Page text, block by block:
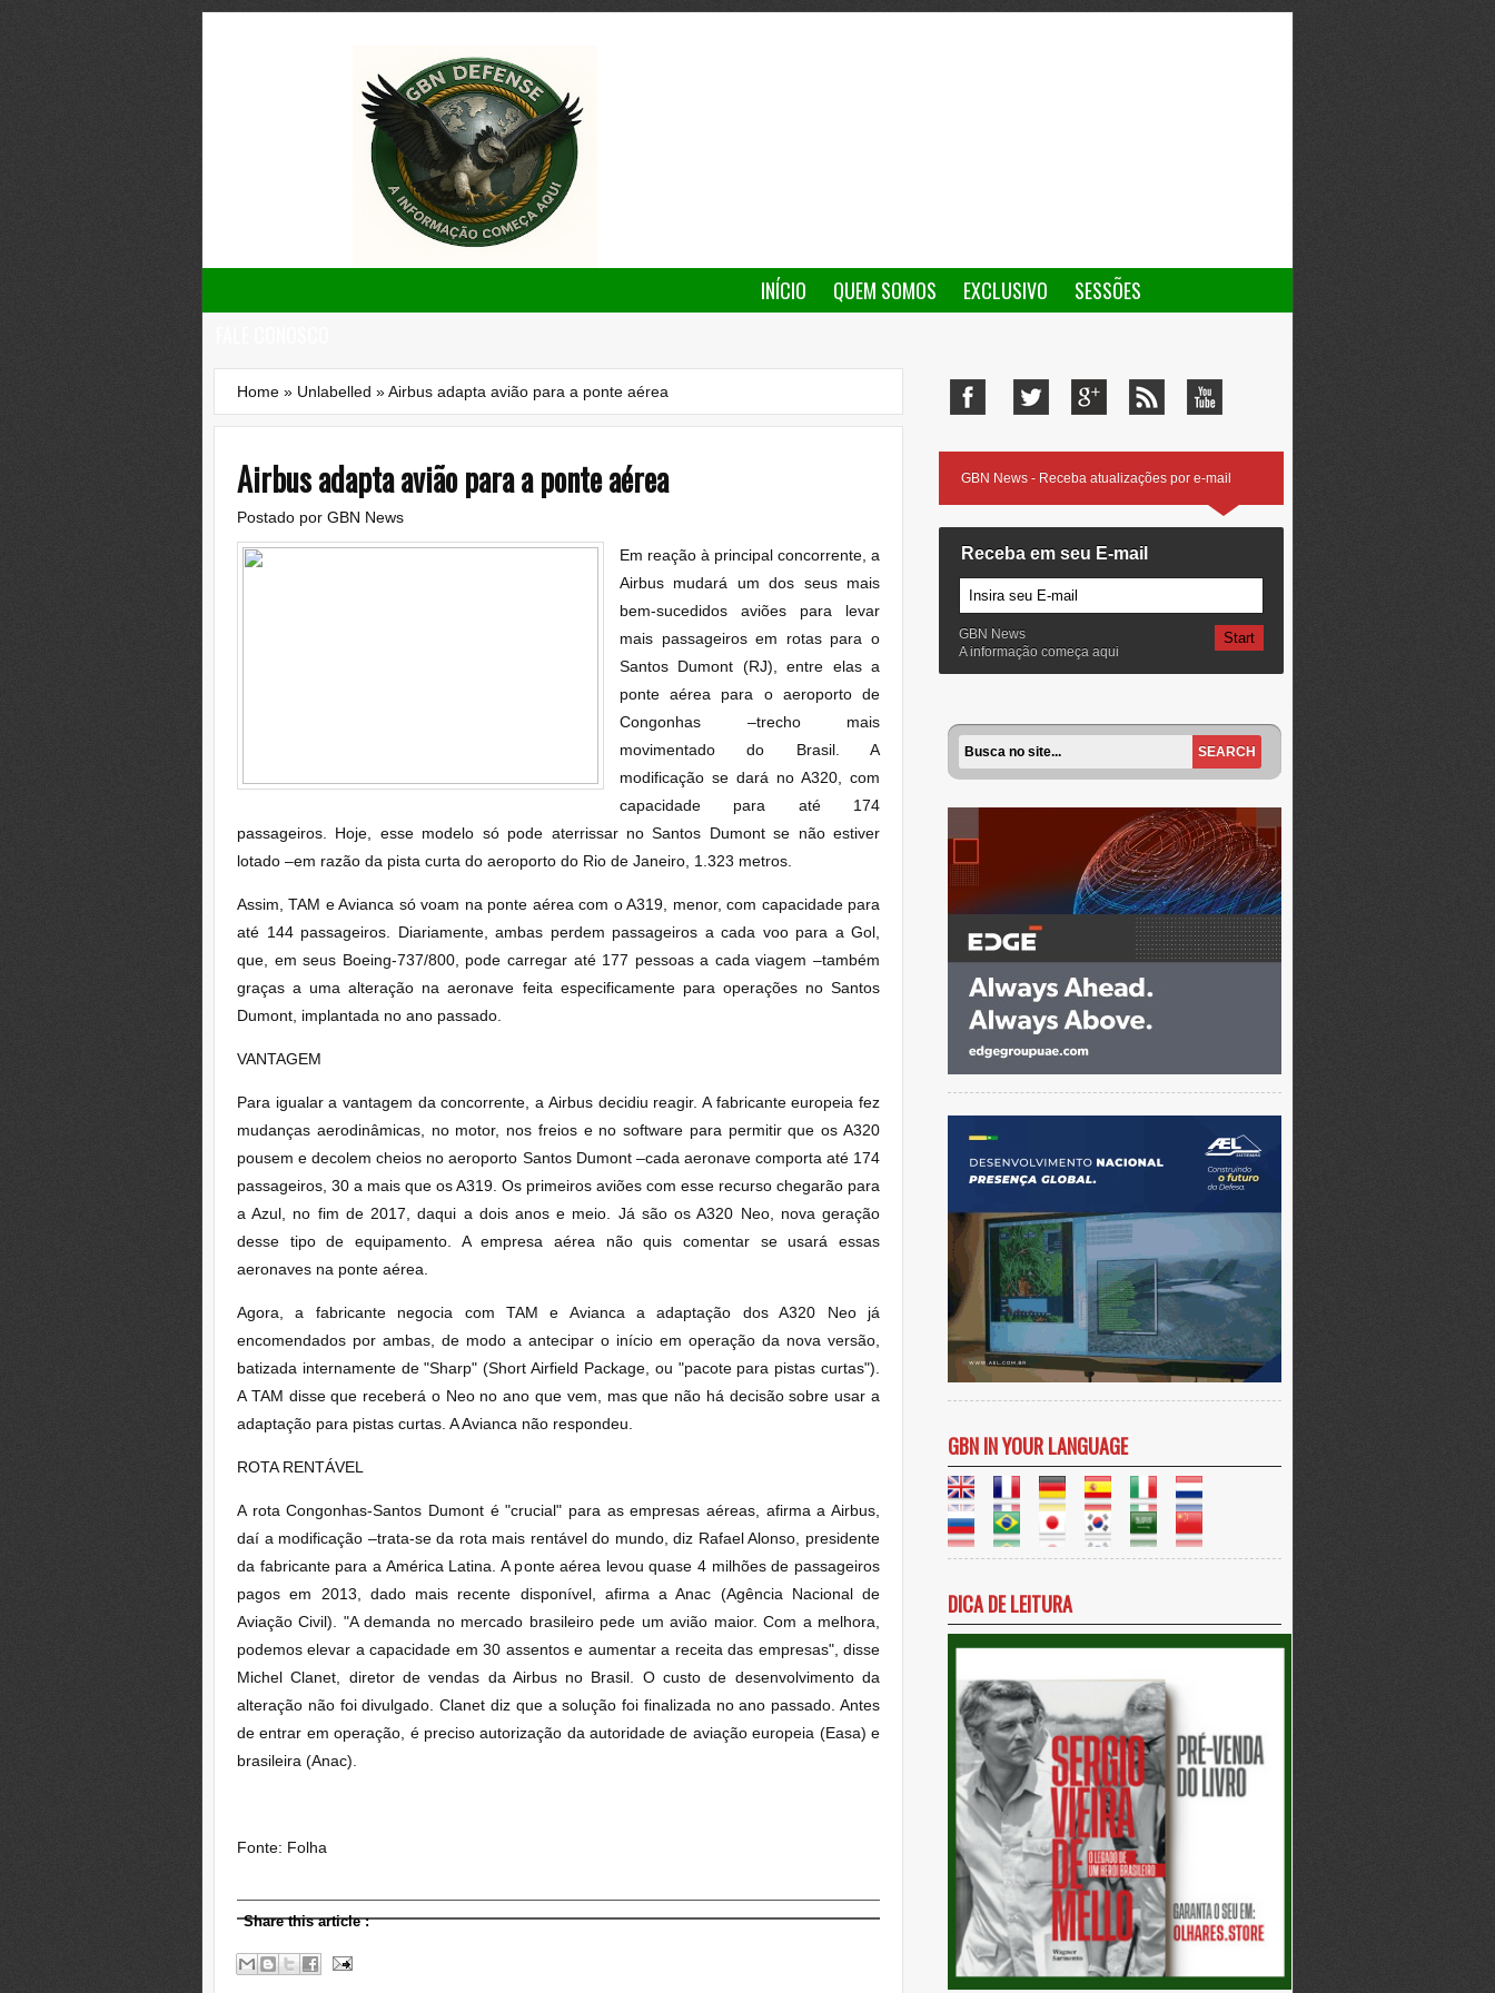
INÍCIO QUEM SOMOS EXCLUSIVO
SESSÕES
Home » Unlabelled »Airbus adapta avião para a ponte aérea
Airbus adapta avião para a ponte aérea
Postado por GBN News
Em reação à principal concorrente, a
Airbus mudará um dos seus mais
bem-sucedidos aviões para levar
mais passageiros em rotas para o
Santos Dumont (RJ), entre elas a
ponte aérea para o aeroporto de
Congonhas –trecho mais
movimentado do Brasil. A
modificação se dará no A320, com
capacidade para até 174
passageiros. Hoje, esse modelo só pode aterrissar no Santos Dumont se não estiver
lotado –em razão da pista curta do aeroporto do Rio de Janeiro, 1.323 metros
Assim, TAM e Avianca só voam na ponte aérea com o A319, menor, com capacidade para
até 144 passageiros. Diariamente, ambas perdem passageiros a cada voo para a Gol,
que, em seus Boeing-737/800, pode carregar até 177 pessoas a cada viagem –também
graças a uma alteração na aeronave feita especificamente para operações no Santos
Dumont, implantada no ano passado.
VANTAGEM
Para igualar a vantagem da concorrente, a Airbus decidiu reagir. A fabricante europeia fez
mudanças aerodinâmicas, no motor, nos freios e no software para permitir que os A320
pousem e decolem cheios no aeroporto Santos Dumont –cada aeronave comporta até 174
passageiros, 30 a mais que os A319. Os primeiros aviões com esse recurso chegarão para
a Azul, no fim de 2017, daqui a dois anos e meio. Já são os A320 Neo, nova geração
desse tipo de equipamento. A empresa aérea não quis comentar se usará essas
aeronaves na ponte aérea
Agora, a fabricante negocia com TAM e Avianca a adaptação dos A320 Neo já
encomendados por ambas, de modo a antecipar o início em operação da nova versão,
batizada internamente de "Sharp" (Short Airfield Package, ou "pacote para pistas curtas").
A TAM disse que receberá o Neo no ano que vem, mas que não há decisão sobre usar a
adaptação para pistas curtas. A Avianca não respondeu.
ROTA RENTÁVEL
A rota Congonhas-Santos Dumont é "crucial" para as empresas aéreas, afirma a Airbus,
daí a modificação –trata-se da rota mais rentável do mundo, diz Rafael Alonso, presidente
da fabricante para a América Latina. A ponte aérea levou quase 4 milhões de passageiros
pagos em 2013, dado mais recente disponível, afirma a Anac (Agência Nacional de
Aviação Civil). "A demanda no mercado brasileiro pede um avião maior. Com a melhora,
podemos elevar a capacidade em 30 assentos e aumentar a receita das empresas", disse
Michel Clanet, diretor de vendas da Airbus no Brasil. O custo de desenvolvimento da
alteração não foi divulgado. Clanet diz que a solução foi finalizada no ano passado. Antes
de entrar em operação, é preciso autorização da autoridade de aviação europeia (Easa) e
brasileira (Anac).
Fonte: Folha
Share this article:
GBN News - Receba atualizações por e-mail
Receba em seu E-mail
GBN News
A informação começa aqui
GBN IN YOUR LANGUAGE
DICA DE LEITURA